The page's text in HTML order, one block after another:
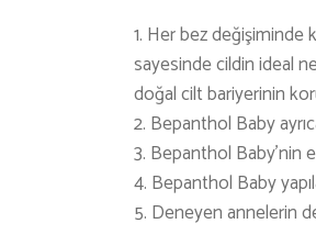
1. Her bez değişiminde
sayesinde cildin ideal
doğal cilt bariyerinin
2. Bepanthol Baby
3. Bepanthol Baby’nin
4. Bepanthol Baby
5. Deneyen annelerin